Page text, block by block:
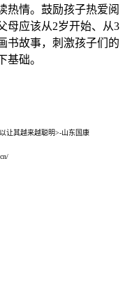
热情。鼓励孩子热爱阅
母应该从2岁开始、从3
书故事，刺激孩子们的
基础。
让其越来越聪明>-山东国康